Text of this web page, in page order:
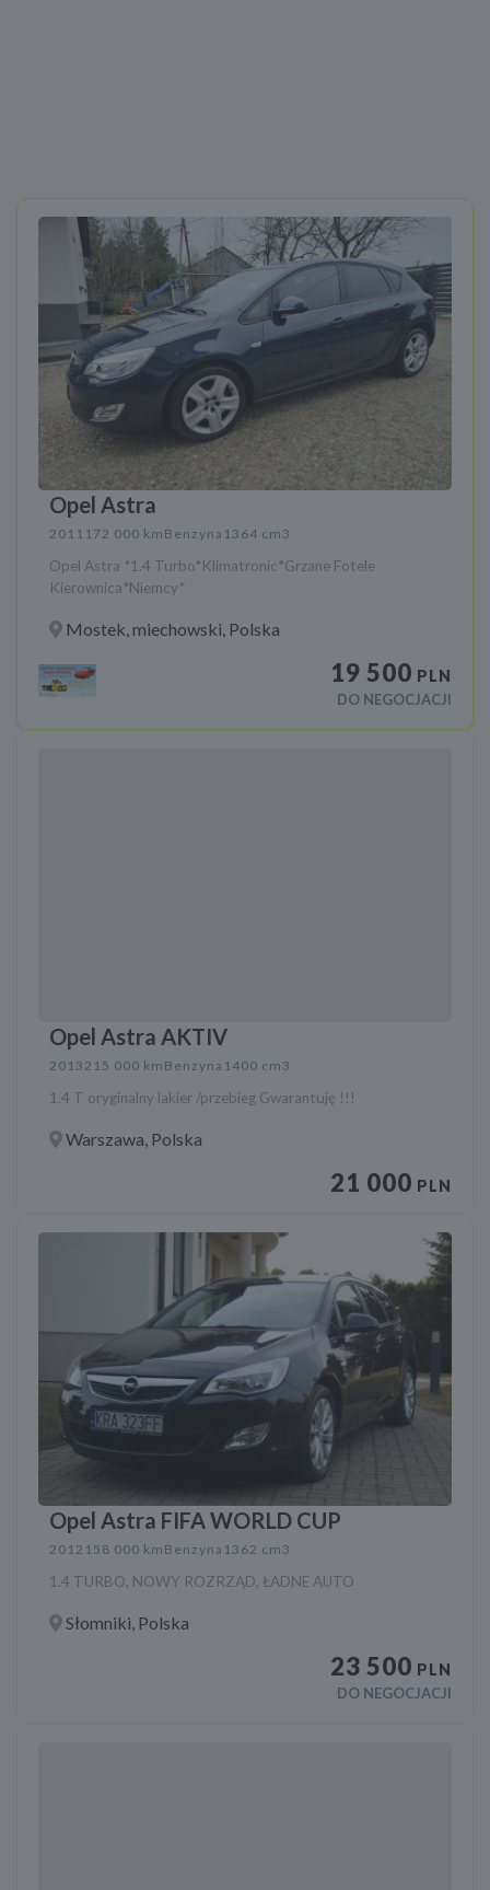
Opel Astra
2011 172 000 km Benzyna 1364 cm3
Opel Astra *1.4 Turbo*Klimatronic*Grzane Fotele
Kierownica*Niemcy*
Mostek, miechowski, Polska
19 500 PLN
DO NEGOCJACJI
Opel Astra AKTIV
2013215 000 km Benzyna 1400 cm3
1.4 T oryginalny lakier /przebieg Gwarantuję !!!
Warszawa, Polska
21 000 PLN
Opel Astra FIFA WORLD CUP
2012 158 000 km Benzyna 1362 cm3
1.4 TURBO, NOWY ROZRZĄD, ŁADNE AUTO
Słomniki, Polska
23 500 PLN
DO NEGOCJACJI